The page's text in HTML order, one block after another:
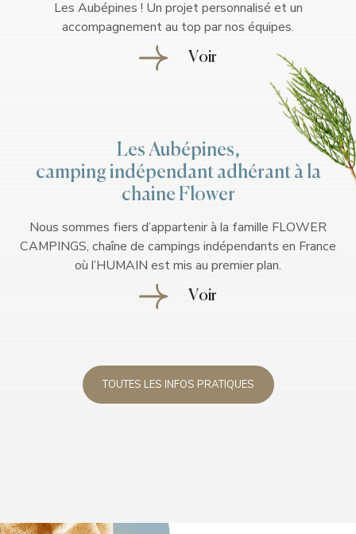
Les Aubépines ! Un projet personnalisé et un
accompagnement au top par nos équipes.
Voir
Les Aubépines,
camping indépendant adhérant à la
chaine Flower
Nous sommes fiers d’appartenir à la famille FLOWER
CAMPINGS, chaîne de campings indépendants en France
où l’HUMAIN est mis au premier plan.
Voir
TOUTES LES INFOS PRATIQUES